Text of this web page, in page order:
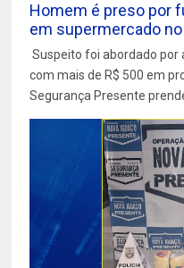
Homem é preso por
em supermercado
Suspeito foi abordado por
com mais de R$ 500 em
Segurança Presente